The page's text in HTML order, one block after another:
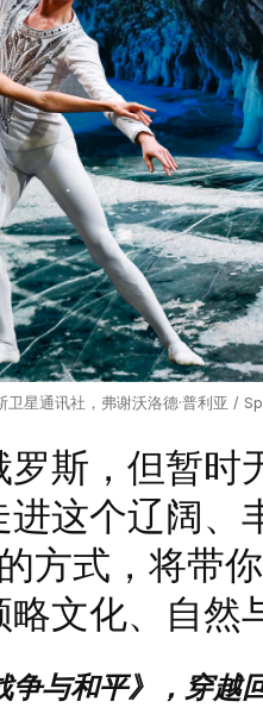
卫星通讯社，弗谢沃洛德·普利亚 /
，但暂时
这个辽阔、
方式，将带
文化、自然
与和平》，穿越